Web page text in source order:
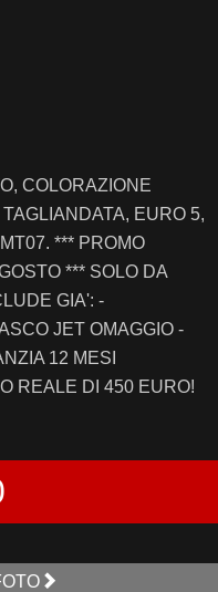
COLORAZIONE
EURO 5,
*** PROMO
*** SOLO DA
GIA': -
JET OMAGGIO -
12 MESI
REALE DI 450 EURO!